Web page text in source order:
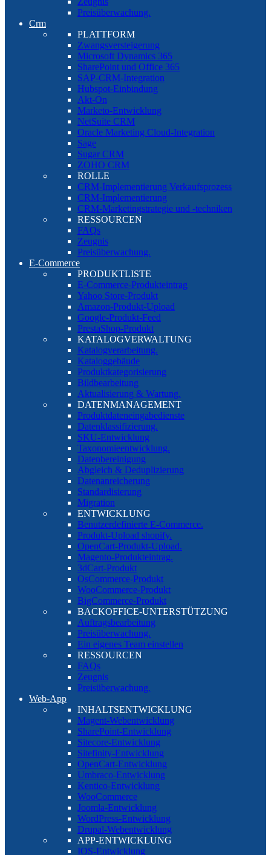
Preisüberwachung.
Crm
PLATTFORM
Zwangsversteigerung
Microsoft Dynamics 365
SharePoint und Office 365
SAP-CRM-Integration
Hubspot-Einbindung
Akt-On
Marketo-Entwicklung
NetSuite CRM
Oracle Marketing Cloud-Integration
Sage
Sugar CRM
ZOHO CRM
ROLLE
CRM-Implementierung Verkaufsprozess
CRM-Implementierung
CRM-Marketingstrategie und -techniken
RESSOURCEN
FAQs
Zeugnis
Preisüberwachung.
E-Commerce
PRODUKTLISTE
E-Commerce-Produkteintrag
Yahoo Store-Produkt
Amazon-Produkt-Upload
Google-Produkt-Feed
PrestaShop-Produkt
KATALOGVERWALTUNG
Katalogverarbeitung.
Kataloggebäude
Produktkategorisierung
Bildbearbeitung
Aktualisierung & Wartung.
DATENMANAGEMENT
Produktdateneingabedienste
Datenklassifizierung.
SKU-Entwicklung
Taxonomieentwicklung.
Datenbereinigung
Abgleich & Deduplizierung
Datenanreicherung
Standardisierung
Migration
ENTWICKLUNG
Benutzerdefinierte E-Commerce.
Produkt-Upload shopify.
OpenCart-Produkt-Upload.
Magento-Produkteintrag.
3dCart-Produkt
OsCommerce-Produkt
WooCommerce-Produkt
BigCommerce-Produkt
BACKOFFICE-UNTERSTÜTZUNG
Auftragsbearbeitung
Preisüberwachung.
Ein eigenes Team einstellen
RESSOURCEN
FAQs
Zeugnis
Preisüberwachung.
Web-App
INHALTSENTWICKLUNG
Magent-Webentwicklung
SharePoint-Entwicklung
Sitecore-Entwicklung
Sitefinity-Entwicklung
OpenCart-Entwicklung
Umbraco-Entwicklung
Kentico-Entwicklung
WooCommerce
Joomla-Entwicklung
WordPress-Entwicklung
Drupal-Webentwicklung
APP-ENTWICKLUNG
IOS-Entwicklung